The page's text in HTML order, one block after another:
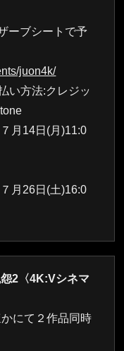
ーブシートで予
juon4k/
い方法:クレジッ
月14日(月)11:0
月26日(土)16:0
2〈4K:Vシネマ
にて２作品同時